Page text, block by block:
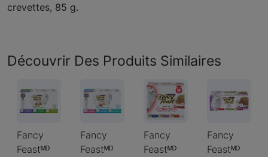
crevettes, 85 g.
Découvrir Des Produits Similaires
Fancy
Feastᴹᴰ
Fancy
Feastᴹᴰ
Fancy
Feastᴹᴰ
Fancy
Feastᴹᴰ